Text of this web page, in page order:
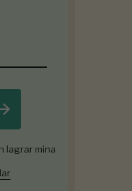
lagrar mina